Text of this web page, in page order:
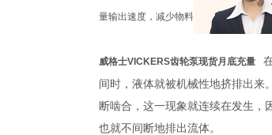
量输出速度，减少物料在挤出机内的剪
威格士VICKERS齿轮泵现货月底充量
间时，液体就被机械性地挤排出来
断啮合，这一现象就连续在发生，
也就不间断地排出流体。